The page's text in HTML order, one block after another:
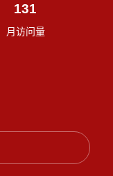
131
月访问量